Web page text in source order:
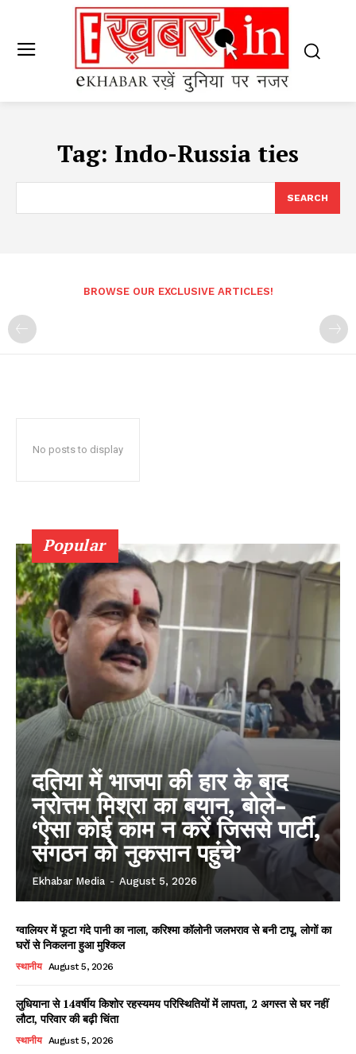
Tag: Indo-Russia ties
SEARCH
BROWSE OUR EXCLUSIVE ARTICLES!
No posts to display
Popular
दतिया में भाजपा की हार के बाद
नरोत्तम मिश्रा का बयान, बोले-
‘ऐसा कोई काम न करें जिससे पार्टी,
संगठन को नुकसान पहुंचे’
Ekhabar Media - August 5, 2026
ग्वालियर में फूटा गंदे पानी का नाला, करिश्मा कॉलोनी जलभराव से बनी टापू, लोगों का
घरों से निकलना हुआ मुश्किल
स्थानीय August 5, 2026
लुधियाना से 14वर्षीय किशोर रहस्यमय परिस्थितियों में लापता, 2 अगस्त से घर नहीं
लौटा, परिवार की बढ़ी चिंता
स्थानीय August 5, 2026